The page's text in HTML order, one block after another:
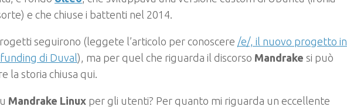
e che chiuse i battenti nel 2014.
seguirono (leggete l’articolo per conoscere /e/, il nuovo progetto in
di Duval), ma per quel che riguarda il discorso Mandrake si può
la storia chiusa qui.
Mandrake Linux per gli utenti? Per quanto mi riguarda un eccellente